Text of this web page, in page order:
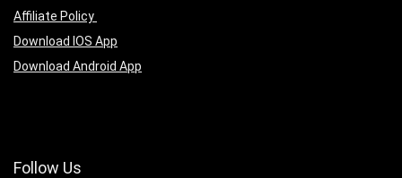
Affiliate Policy
Download IOS App
Download Android App
Follow Us